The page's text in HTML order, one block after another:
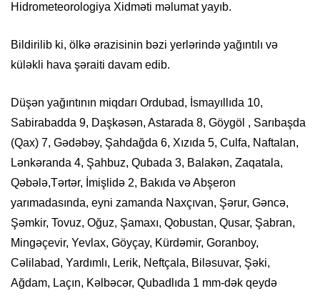
Hidrometeorologiya Xidməti məlumat yayıb.
Bildirilib ki, ölkə ərazisinin bəzi yerlərində yağıntılı və
küləkli hava şəraiti davam edib.
Düşən yağıntının miqdarı Ordubad, İsmayıllıda 10,
Sabirabadda 9, Daşkəsən, Astarada 8, Göygöl , Sarıbaşda
(Qax) 7, Gədəbəy, Şahdağda 6, Xızıda 5, Culfa, Naftalan,
Lənkəranda 4, Şahbuz, Qubada 3, Balakən, Zaqatala,
Qəbələ,Tərtər, İmişlidə 2, Bakıda və Abşeron
yarımadasında, eyni zamanda Naxçıvan, Şərur, Gəncə,
Şəmkir, Tovuz, Oğuz, Şamaxı, Qobustan, Qusar, Şabran,
Mingəçevir, Yevlax, Göyçay, Kürdəmir, Goranboy,
Cəlilabad, Yardımlı, Lerik, Neftçala, Biləsuvar, Şəki,
Ağdam, Laçın, Kəlbəcər, Qubadlıda 1 mm-dək qeydə